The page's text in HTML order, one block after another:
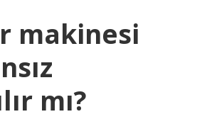
makinesi
mı?